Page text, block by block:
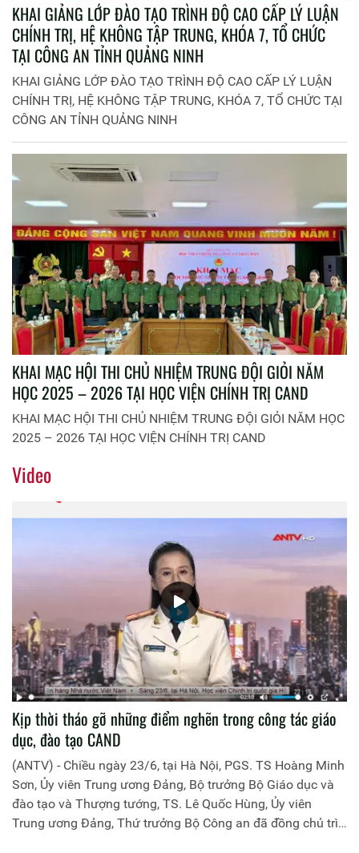
KHAI GIẢNG LỚP ĐÀO TẠO TRÌNH ĐỘ CAO CẤP LÝ LUẬN
CHÍNH TRỊ, HỆ KHÔNG TẬP TRUNG, KHÓA 7, TỔ CHỨC
TẠI CÔNG AN TỈNH QUẢNG NINH
KHAI GIẢNG LỚP ĐÀO TẠO TRÌNH ĐỘ CAO CẤP LÝ LUẬN
CHÍNH TRỊ, HỆ KHÔNG TẬP TRUNG, KHÓA 7, TỔ CHỨC TẠI
CÔNG AN TỈNH QUẢNG NINH
KHAI MẠC HỘI THI CHỦ NHIỆM TRUNG ĐỘI GIỎI NĂM
HỌC 2025 – 2026 TẠI HỌC VIỆN CHÍNH TRỊ CAND
KHAI MẠC HỘI THI CHỦ NHIỆM TRUNG ĐỘI GIỎI NĂM HỌC
2025 – 2026 TẠI HỌC VIỆN CHÍNH TRỊ CAND
Video
Kịp thời tháo gỡ những điểm nghẽn trong công tác giáo
dục, đào tạo CAND
(ANTV) - Chiều ngày 23/6, tại Hà Nội, PGS. TS Hoàng Minh
Sơn, Ủy viên Trung ương Đảng, Bộ trưởng Bộ Giáo dục và
đào tạo và Thượng tướng, TS. Lê Quốc Hùng, Ủy viên
Trung ương Đảng, Thứ trưởng Bộ Công an đã đồng chủ trì